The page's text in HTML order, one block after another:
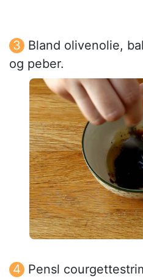
Bland olivenolie,
og peber.
Pensl